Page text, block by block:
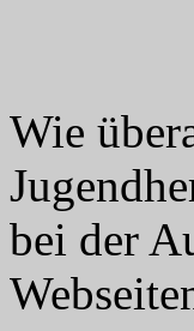
Wie
bei der